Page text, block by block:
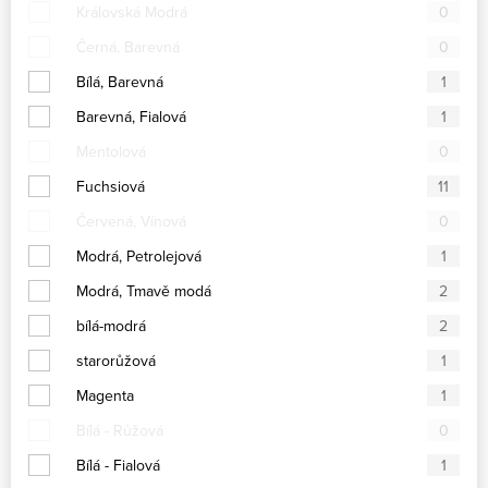
Královská Modrá
0
Černá, Barevná
0
Bílá, Barevná
1
Barevná, Fialová
1
Mentolová
0
Fuchsiová
11
Červená, Vínová
0
Modrá, Petrolejová
1
Modrá, Tmavě modá
2
bílá-modrá
2
starorůžová
1
Magenta
1
Bílá - Růžová
0
Bílá - Fialová
1